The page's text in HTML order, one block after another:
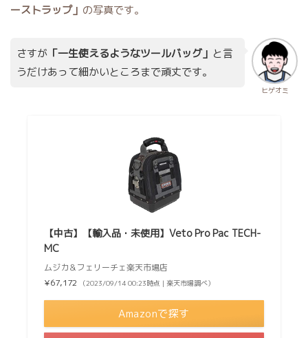
ーストラップ」 の写真です。
ヒゲオミ
さすが 「一生使えるようなツールバッグ」 と言
うだけあって細かいところまで頑丈です。
【中古】【輸入品・未使用】Veto Pro Pac TECH-
MC
ムジカ＆フェリーチェ楽天市場店
¥67,172
（2023/09/14 00:23時点 | 楽天市場調べ）
Amazonで探す